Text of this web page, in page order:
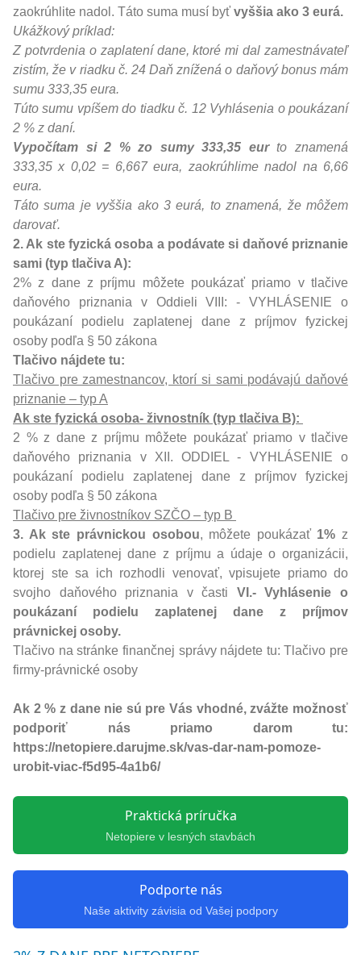
zaokrúhlite nadol. Táto suma musí byť vyššia ako 3 eurá.
Ukážkový príklad:
Z potvrdenia o zaplatení dane, ktoré mi dal zamestnávateľ
zistím, že v riadku č. 24 Daň znížená o daňový bonus mám
sumu 333,35 eura.
Túto sumu vpíšem do tiadku č. 12 Vyhlásenia o poukázaní
2 % z daní.
Vypočítam si 2 % zo sumy 333,35 eurto znamená
333,35 x 0,02 = 6,667 eura, zaokrúhlime nadol na 6,66
eura.
Táto suma je vyššia ako 3 eurá, to znamená, že môžem
darovať.
2. Ak ste fyzická osoba a podávate si daňové priznanie
sami (typ tlačiva A):
2% z dane z príjmu môžete poukázať priamo v tlačive
daňového priznania v Oddieli VIII: - VYHLÁSENIE o
poukázaní podielu zaplatenej dane z príjmov fyzickej
osoby podľa § 50 zákona
Tlačivo nájdete tu:
Tlačivo pre zamestnancov, ktorí si sami podávajú daňové
priznanie – typ A
Ak ste fyzická osoba- živnostník (typ tlačiva B):
2 % z dane z príjmu môžete poukázať priamo v tlačive
daňového priznania v XII. ODDIEL - VYHLÁSENIE o
poukázaní podielu zaplatenej dane z príjmov fyzickej
osoby podľa § 50 zákona
Tlačivo pre živnostníkov SZČO – typ B
3. Ak ste právnickou osobou, môžete poukázať 1% z
podielu zaplatenej dane z príjmu a údaje o organizácii,
ktorej ste sa ich rozhodli venovať, vpisujete priamo do
svojho daňového priznania v časti VI.- Vyhlásenie o
poukázaní podielu zaplatenej dane z príjmov
právnickej osoby.
Tlačivo na stránke finančnej správy nájdete tu:Tlačivo pre
firmy-právnické osoby
Ak 2 % z dane nie sú pre Vás vhodné, zvážte možnosť
podporiť nás priamo darom tu:
https://netopiere.darujme.sk/vas-dar-nam-pomoze-
urobit-viac-f5d95-4a1b6/
Praktická príručka
Netopiere v lesných stavbách
Podporte nás
Naše aktivity závisia od Vašej podpory